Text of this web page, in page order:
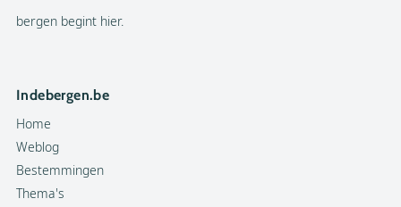
bergen begint hier.
Indebergen.be
Home
Weblog
Bestemmingen
Thema's